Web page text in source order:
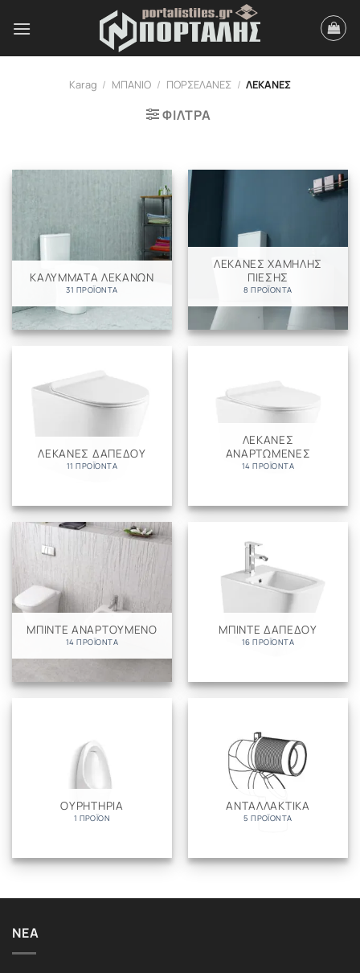
στο
Karag / ΜΠΑΝΙΟ / ΠΟΡΣΕΛΑΝΕΣ / ΛΕΚΑΝΕΣ
ΦΙΛΤΡΑ
ΚΑΛΥΜΜΑΤΑ ΛΕΚΑΝΩΝ
31 ΠΡΟΪΌΝΤΑ
ΛΕΚΑΝΕΣ ΧΑΜΗΛΗΣ
ΠΙΕΣΗΣ
8 ΠΡΟΪΌΝΤΑ
ΛΕΚΑΝΕΣ ΔΑΠΕΔΟΥ
11 ΠΡΟΪΌΝΤΑ
ΛΕΚΑΝΕΣ
ΑΝΑΡΤΩΜΕΝΕΣ
14 ΠΡΟΪΌΝΤΑ
ΜΠΙΝΤΕ ΑΝΑΡΤΟΥΜΕΝΟ
14 ΠΡΟΪΌΝΤΑ
ΜΠΙΝΤΕ ΔΑΠΕΔΟΥ
16 ΠΡΟΪΌΝΤΑ
ΟΥΡΗΤΗΡΙΑ
1 ΠΡΟΪΌΝ
ΑΝΤΑΛΛΑΚΤΙΚΑ
5 ΠΡΟΪΌΝΤΑ
ΝΈΑ